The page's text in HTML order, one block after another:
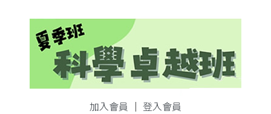
加入會員 ｜ 登入會員